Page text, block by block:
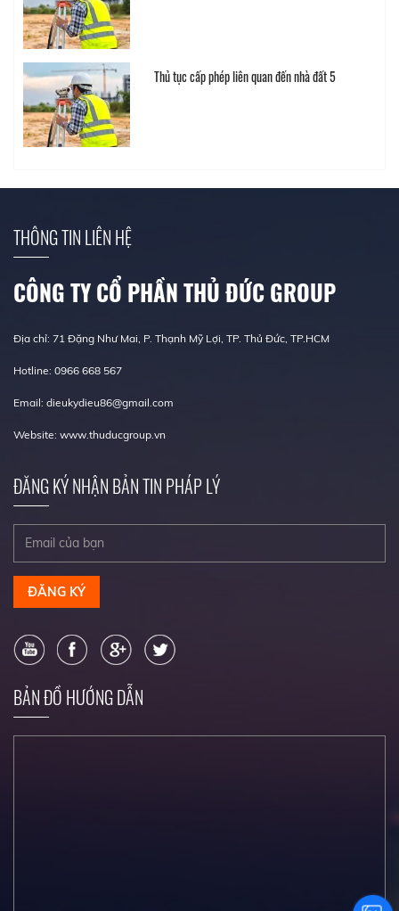
Thủ tục cấp phép liên quan đến nhà đất 5
THÔNG TIN LIÊN HỆ
CÔNG TY CỔ PHẦN THỦ ĐỨC GROUP
Địa chỉ: 71 Đặng Như Mai, P. Thạnh Mỹ Lợi, TP. Thủ Đức, TP.HCM
Hotline: 0966 668 567
Email: dieukydieu86@gmail.com
Website: www.thuducgroup.vn
ĐĂNG KÝ NHẬN BẢN TIN PHÁP LÝ
ĐĂNG KÝ
BẢN ĐỒ HƯỚNG DẪN